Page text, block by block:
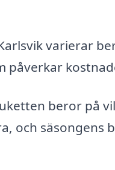
varierar
påverkar
beror på
och säsongens